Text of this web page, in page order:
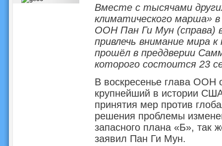
Вместе с тысячами
климатического марша»
ООН Пан Ги Мун (справа)
привлечь внимание мира
прошёл в преддверии
которого состоится 23
В воскресенье глава ООН
крупнейший в истории
принятия мер против
решения проблемы
запасного плана «Б», так
заявил Пан Ги Мун.